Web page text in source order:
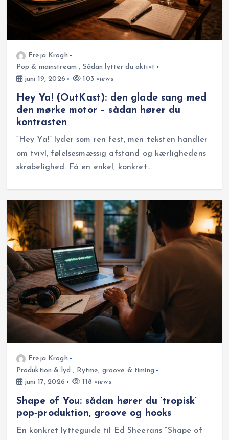
Freja Krogh
Pop & mainstream , Sådan lytter du aktivt
juni 19, 2026
103 views
Hey Ya! (OutKast): den glade sang med
den mørke motor – sådan hører du
kontrasten
“Hey Ya!” lyder som ren fest, men teksten handler
om tvivl, følelsesmæssig afstand og kærlighedens
skrøbelighed. Få en enkel, konkret…
Freja Krogh
Produktion & lyd , Rytme, groove & timing
juni 17, 2026
118 views
Shape of You: sådan hører du ‘tropisk’
pop‑produktion, groove og hooks
En konkret lytteguide til Ed Sheerans “Shape of